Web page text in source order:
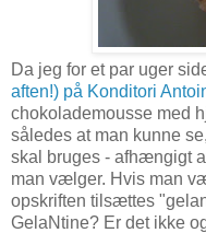
Da jeg for et par uger
aften!) på Konditori
chokolademousse med
således at man kunne
skal bruges - afhængigt
man vælger. Hvis man
opskriften tilsættes
GelaNtine? Er det ikke